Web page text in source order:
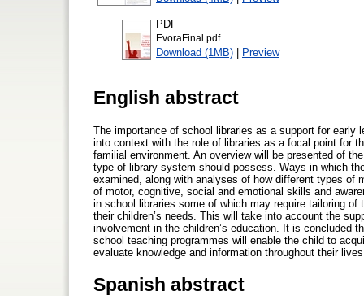
PDF
EvoraFinal.pdf
Download (1MB) | Preview
English abstract
The importance of school libraries as a support for early
into context with the role of libraries as a focal point for
familial environment. An overview will be presented of
type of library system should possess. Ways in which
examined, along with analyses of how different types of
of motor, cognitive, social and emotional skills and
in school libraries some of which may require tailoring
their children’s needs. This will take into account the
involvement in the children’s education. It is concluded
school teaching programmes will enable the child to
evaluate knowledge and information throughout their
Spanish abstract